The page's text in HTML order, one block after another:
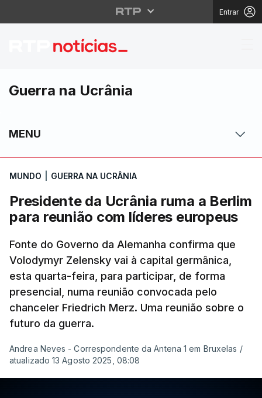
Entrar
Presidente da
Guerra na Ucrânia
MENU
MUNDO GUERRA NA UCRÂNIA
Presidente da Ucrânia ruma a Berlim
para reunião com líderes europeus
Fonte do Governo da Alemanha confirma que
Volodymyr Zelensky vai à capital germânica,
esta quarta-feira, para participar, de forma
presencial, numa reunião convocada pelo
chanceler Friedrich Merz. Uma reunião sobre o
futuro da guerra.
Andrea Neves - Correspondente da Antena 1 em Bruxelas /
atualizado 13 Agosto 2025, 08:08